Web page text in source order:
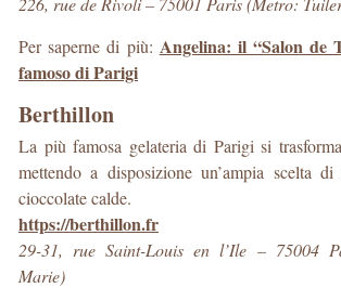
Per saperne di più: Angelina: il “Salon de
famoso di Parigi
Berthillon
La più famosa gelateria di Parigi si
mettendo a disposizione un’ampia scelta
cioccolate calde.
https://berthillon.fr
29-31, rue Saint-Louis en l’Ile – 75004
Marie)